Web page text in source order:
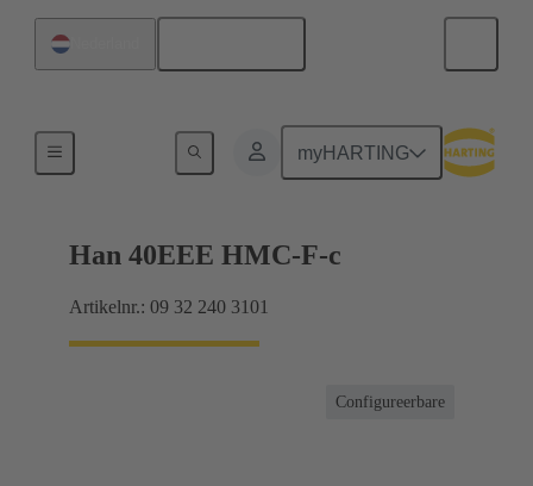
myHARTING
Binnenwerken
Han 40EEE HMC-F-c
Artikelnr.: 09 32 240 3101
Configureerbare